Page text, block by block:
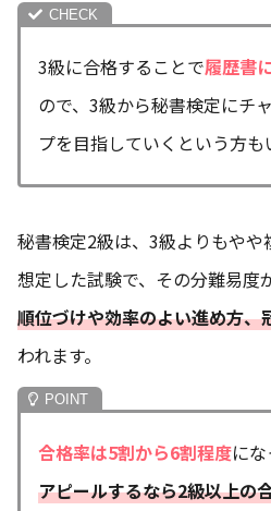
3級に合格することで履歴書
ので、3級から秘書検定にチ
プを目指していくという方も
秘書検定2級は、3級よりもやや
想定した試験で、その分難易度
順位づけや効率のよい進め方、
われます。
合格率は5割から6割程度にな
アピールするなら2級以上の